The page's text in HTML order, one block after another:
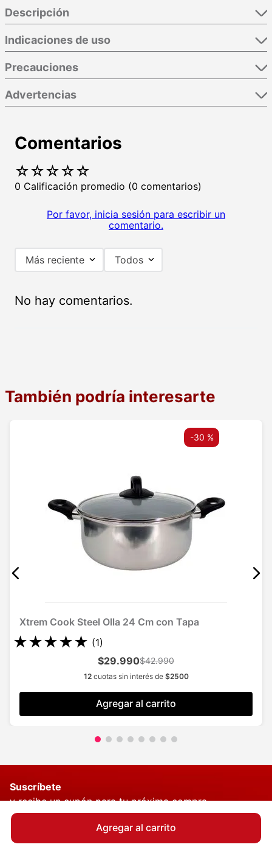
Agregar al carrito
Descripción
Indicaciones de uso
Precauciones
Advertencias
Comentarios
☆☆☆☆☆
0 Calificación promedio (0 comentarios)
Por favor, inicia sesión para escribir un
comentario.
Más reciente Todos
No hay comentarios.
También podría interesarte
-30 %
Xtrem Cook Steel Olla 24 Cm con Tapa
★★★★★ (1)
$29.990$42.990
12cuotas sin interés de $2500
Agregar al carrito
Suscríbete
y recibe un cupón para tu próxima compra